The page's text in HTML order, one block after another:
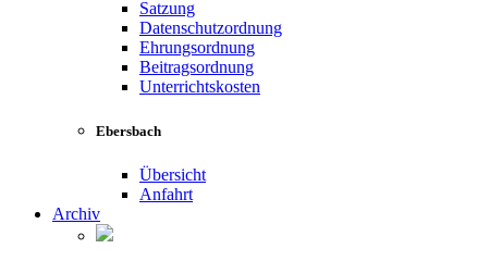
Satzung
Datenschutzordnung
Ehrungsordnung
Beitragsordnung
Unterrichtskosten
Ebersbach
Übersicht
Anfahrt
Archiv